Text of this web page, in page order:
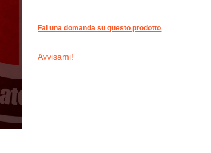
Fai una domanda su questo prodotto
Avvisami!